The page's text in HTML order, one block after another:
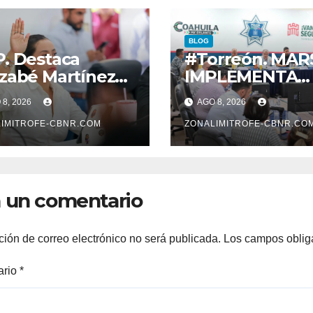
Destaca
Martínez
de
normas para
la ética y
8, 2026
CBNR.COM
BLOG
#Torreón.
IMPLEMENTA
ESTRATEGIA
INTEGRAL
ESPACIOS Y
VIALIDADES
AGO 8, 2026
ZONALIMITROFE-
un comentario
de correo electrónico no será publicada. Los campos
*